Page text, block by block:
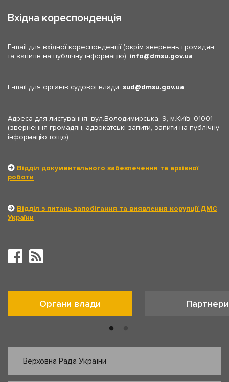
Вхідна кореспонденція
E-mail для вхідної кореспонденції (окрім звернень громадян
та запитів на публічну інформацію): info dmsu.gov.ua
E-mail для органів судової влади: sud dmsu.gov.ua
Адреса для листування: вул.Володимирська, 9, м.Київ, 01001
(звернення громадян, адвокатські запити, запити на публічну
інформацію тощо)
Відділ документального забезпечення та архівної
роботи
Відділ з питань запобігання та виявлення корупції ДМС
України
Органи влади Партнери
Верховна Рада України